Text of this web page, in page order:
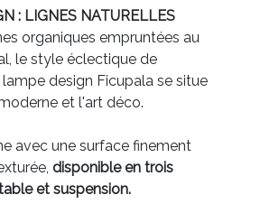
: LIGNES NATURELLES
organiques empruntées au
le style éclectique de
design Ficupala se situe
et l'art déco.
avec une surface finement
disponible en trois
et suspension.